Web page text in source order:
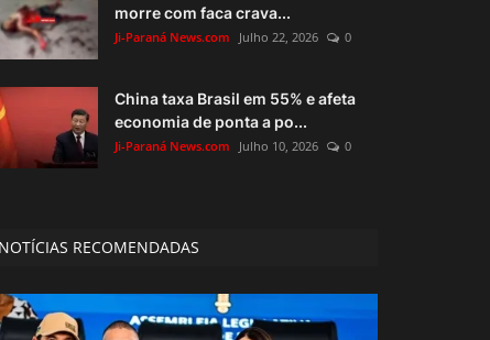
morre com faca crava...
Ji-Paraná News.com Julho 22, 2026 0
China taxa Brasil em 55% e afeta
economia de ponta a po...
Ji-Paraná News.com Julho 10, 2026 0
NOTÍCIAS RECOMENDADAS